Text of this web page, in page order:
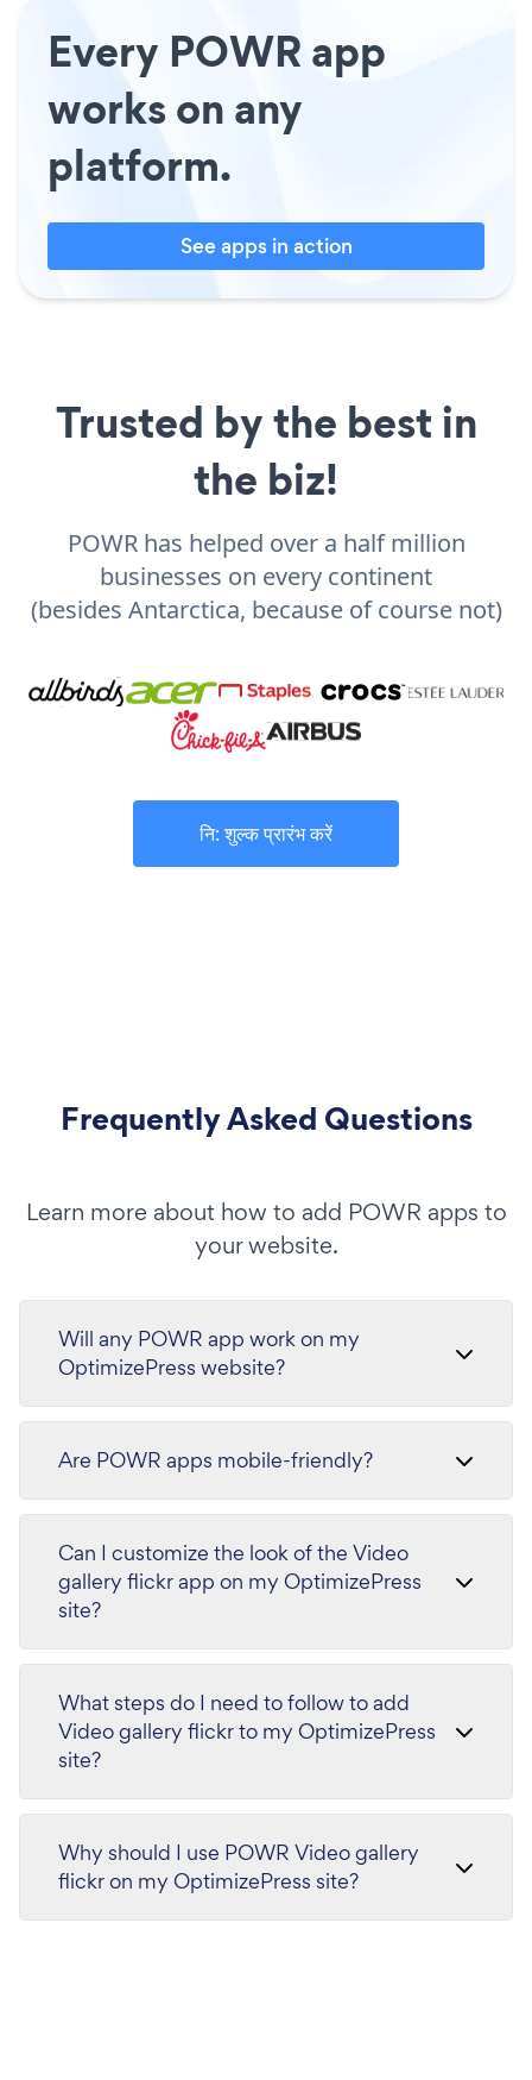
Every POWR app
works on any
platform.
See apps in action
Trusted by the best in
the biz!
POWR has helped over a half million
businesses on every continent
(besides Antarctica, because of course not)
नि: शुल्क प्रारंभ करें
Frequently Asked Questions
Learn more about how to add POWR apps to
your website.
Will any POWR app work on my
OptimizePress website?
Are POWR apps mobile-friendly?
Can I customize the look of the Video
gallery flickr app on my OptimizePress
site?
What steps do I need to follow to add
Video gallery flickr to my OptimizePress
site?
Why should I use POWR Video gallery
flickr on my OptimizePress site?